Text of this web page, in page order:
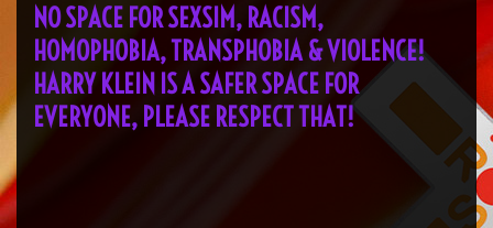
NO SPACE FOR SEXSIM, RACISM,
HOMOPHOBIA, TRANSPHOBIA & VIOLENCE!
HARRY KLEIN IS A SAFER SPACE FOR
EVERYONE, PLEASE RESPECT THAT!